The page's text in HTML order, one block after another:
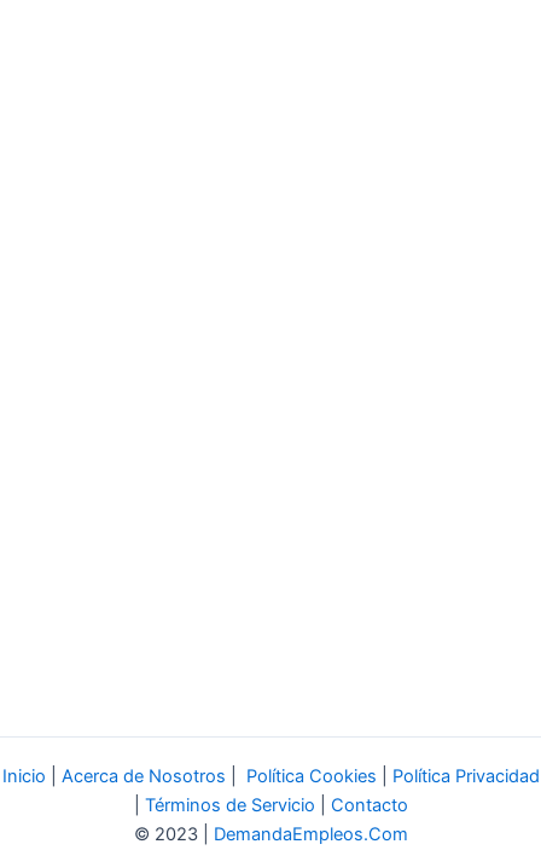
Inicio Acerca de Nosotros Política Cookies
Política Privacidad
Términos de Servicio
Contacto
© 2023 | DemandaEmpleos.Com